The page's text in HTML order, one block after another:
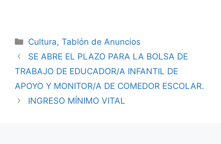
Cultura,Tablón de Anuncios
SE ABRE EL PLAZO PARA LA BOLSA DE
TRABAJO DE EDUCADOR/A INFANTIL DE
APOYO Y MONITOR/A DE COMEDOR ESCOLAR.
INGRESO MÍNIMO VITAL